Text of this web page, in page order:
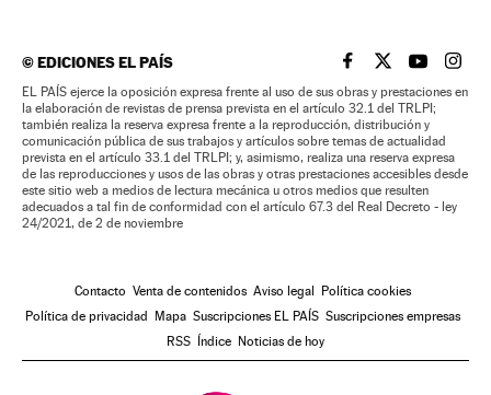
©EDICIONES EL PAÍS EL PAÍS BRASIL EN
EL PAÍSEL PAÍS
EL
EL PAÍS ejerce la oposición expresa frente al uso de sus obras y prestaciones en
la elaboración de revistas de prensa prevista en el artículo 32.1 del TRLPI;
también realiza la reserva expresa frente a la reproducción, distribución y
comunicación pública de sus trabajos y artículos sobre temas de actualidad
prevista en el artículo 33.1 del TRLPI; y, asimismo, realiza una reserva expresa
de las reproducciones y usos de las obras y otras prestaciones accesibles desde
este sitio web a medios de lectura mecánica u otros medios que resulten
adecuados a tal fin de conformidad con el artículo 67.3 del Real Decreto - ley
24/2021, de 2 de noviembre
Contacto Venta de contenidos Aviso legal
Política cookies
Política de privacidad
Mapa Suscripciones EL PAÍS Suscripciones empresas
RSS
Índice Noticias de hoy